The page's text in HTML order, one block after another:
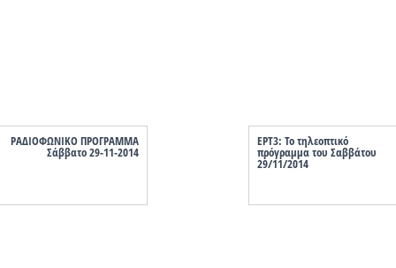
ΡΑΔΙΟΦΩΝΙΚΟ ΠΡΟΓΡΑΜΜΑ
Σάββατο 29-11-2014
ΕΡΤ3: Το τηλεοπτικό
πρόγραμμα του Σαββάτου
29/11/2014